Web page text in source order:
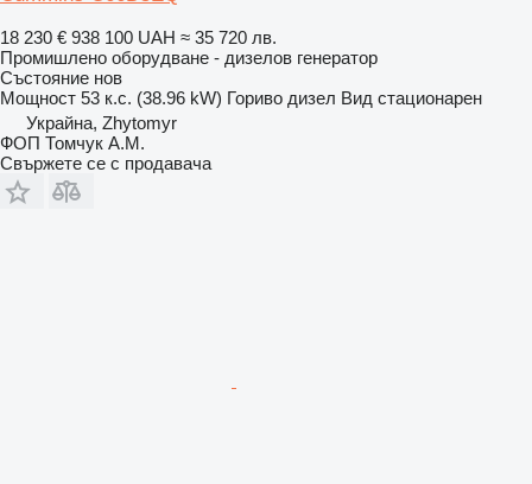
18 230 € 938 100 UAH ≈ 35 720 лв.
Промишлено оборудване - дизелов генератор
Състояние нов
Мощност 53 к.с. (38.96 kW) Гориво дизел Вид стационарен
Украйна, Zhytomyr
ФОП Томчук А.М.
Свържете се с продавача